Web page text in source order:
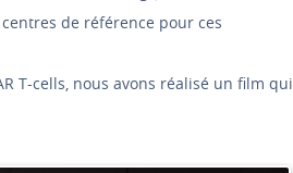
de référence pour ces
T-cells, nous avons réalisé un film qui